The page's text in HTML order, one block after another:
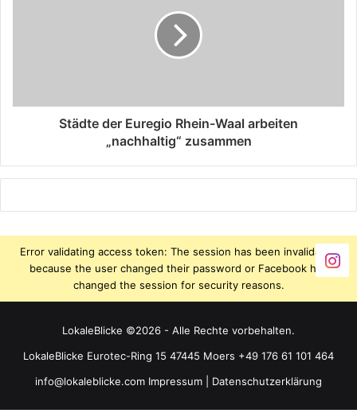
Städte der Euregio Rhein-Waal arbeiten
„nachhaltig“ zusammen
Error validating access token: The session has been invalidated
because the user changed their password or Facebook has
changed the session for security reasons.
LokaleBlicke ©2026 - Alle Rechte vorbehalten.
LokaleBlicke Eurotec-Ring 15 47445 Moers +49 176 61 101 464
info@lokaleblicke.com Impressum Datenschutzerklärung